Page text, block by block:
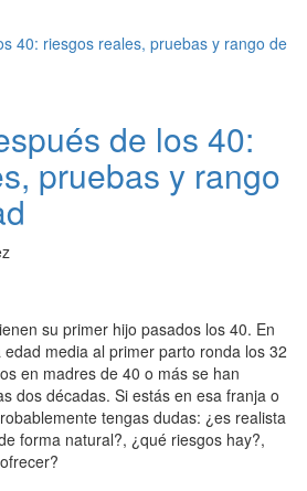
de los 40:
pruebas y rango
su primer hijo pasados los 40. En
media al primer parto ronda los 32
en madres de 40 o más se han
dos décadas. Si estás en esa franja o
tengas dudas: ¿es realista
forma natural?, ¿qué riesgos hay?,